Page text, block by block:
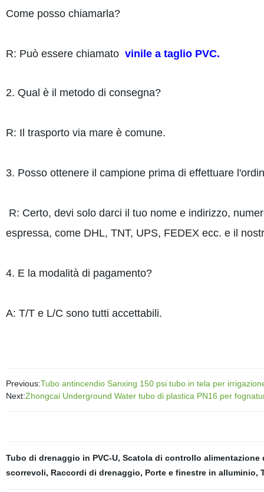
Come posso chiamarla?
R: Può essere chiamato vinile a taglio PVC.
2. Qual è il metodo di consegna?
R: Il trasporto via mare è comune.
3. Posso ottenere il campione prima di effettuare
R: Certo, devi solo darci il tuo nome e indirizzo,
espressa, come DHL, TNT, UPS, FEDEX ecc. e il
4. E la modalità di pagamento?
A: T/T e L/C sono tutti accettabili.
Previous:Tubo antincendio Sanxing 150 psi tubo in tela per
Next:Zhongcai Underground Water tubo di plastica PN16 per
Tubo di drenaggio in PVC-U, Scatola di controllo alimentazione
scorrevoli, Raccordi di drenaggio, Porte e finestre in alluminio,